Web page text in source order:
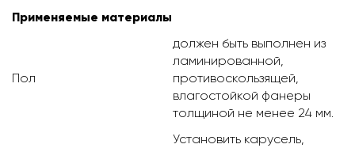
Применяемые материалы
Пол
должен быть выполнен из
ламинированной,
противоскользящей,
влагостойкой фанеры
толщиной не менее 24 мм.
Установить карусель,